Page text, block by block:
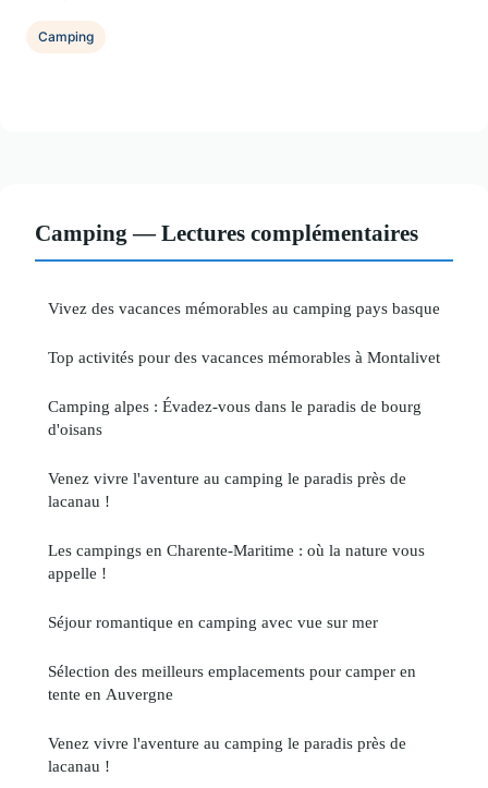
Camping
Camping — Lectures complémentaires
Vivez des vacances mémorables au camping pays basque
Top activités pour des vacances mémorables à Montalivet
Camping alpes : Évadez-vous dans le paradis de bourg
d'oisans
Venez vivre l'aventure au camping le paradis près de
lacanau !
Les campings en Charente-Maritime : où la nature vous
appelle !
Séjour romantique en camping avec vue sur mer
Sélection des meilleurs emplacements pour camper en
tente en Auvergne
Venez vivre l'aventure au camping le paradis près de
lacanau !